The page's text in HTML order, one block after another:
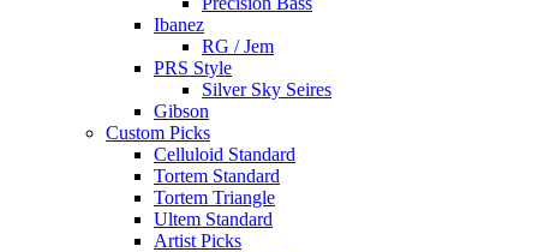
Ibanez
RG / Jem
PRS Style
Silver Sky Seires
Gibson
Custom Picks
Celluloid Standard
Tortem Standard
Tortem Triangle
Ultem Standard
Artist Picks